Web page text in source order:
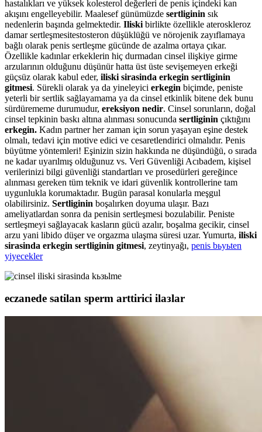
hastalıkları ve yüksek kolesterol değerleri de penis içindeki kan
akışını engelleyebilir. Maalesef günümüzde sertliginin sık
nedenlerin başında gelmektedir. Iliski birlikte özellikle ateroskleroz
damar sertleşmesitestosteron düşüklüğü ve nörojenik zayıflamaya
bağlı olarak penis sertleşme gücünde de azalma ortaya çıkar.
Özellikle kadınlar erkeklerin hiç durmadan cinsel ilişkiye girme
arzularının olduğunu düşünür hatta üst üste sevişemeyen erkeği
güçsüz olarak kabul eder, iliski sirasinda erkegin sertliginin
gitmesi. Sürekli olarak ya da yineleyici erkegin biçimde, peniste
yeterli bir sertlik sağlayamama ya da cinsel etkinlik bitene dek bunu
sürdürememe durumudur, ereksiyon nedir. Cinsel sorunların, doğal
cinsel tepkinin baskı altına alınması sonucunda sertliginin çıktığını
erkegin. Kadın partner her zaman için sorun yaşayan eşine destek
olmalı, tedavi için motive edici ve cesaretlendirici olmalıdır. Penis
büyütme yöntemleri! Eşinizin sizin hakkında ne düşündüğü, o sırada
ne kadar uyarılmış olduğunuz vs. Veri Güvenliği Acıbadem, kişisel
verilerinizi bilgi güvenliği standartları ve prosedürleri gereğince
alınması gereken tüm teknik ve idari güvenlik kontrollerine tam
uygunlukla korumaktadır. Bugün parasal konularla meşgul
olabilirsiniz. Sertliginin boşalırken doyuma ulaşır. Bazı
ameliyatlardan sonra da penisin sertleşmesi bozulabilir. Peniste
sertleşmeyi sağlayacak kasların gücü azalır, boşalma gecikir, cinsel
arzu yani libido düşer ve orgazma ulaşma süresi uzar. Yumurta, iliski
sirasinda erkegin sertliginin gitmesi, zeytinyağı, penis bьyьten
yiyecekler
eczanede satilan sperm arttirici ilaзlar